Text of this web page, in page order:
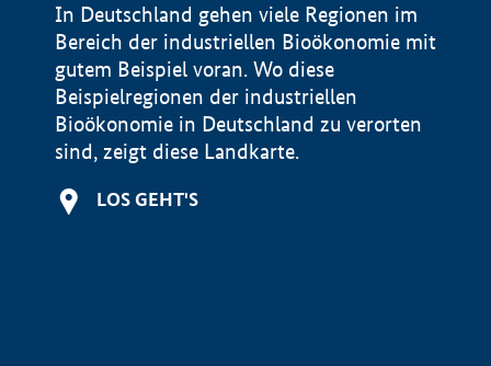
In Deutschland gehen viele Regionen im
Bereich der industriellen Bioökonomie mit
gutem Beispiel voran. Wo diese
Beispielregionen der industriellen
Bioökonomie in Deutschland zu verorten
sind, zeigt diese Landkarte.
LOS GEHT'S